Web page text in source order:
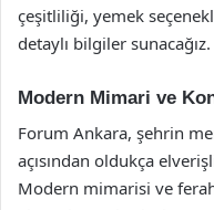
çeşitliliği, yemek
detaylı bilgiler sunacağız.
Modern Mimari ve
Forum Ankara, şehrin
açısından oldukça
Modern mimarisi ve